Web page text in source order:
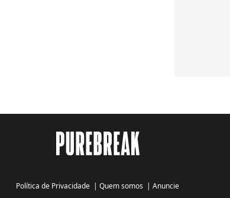
Política de Privacidade | Quem somos | Anuncie